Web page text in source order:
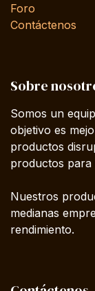
Foro
Contáctenos
Sobre
Somos un
objetivo es
productos
productos para
Nuestros
medianas
rendimiento.